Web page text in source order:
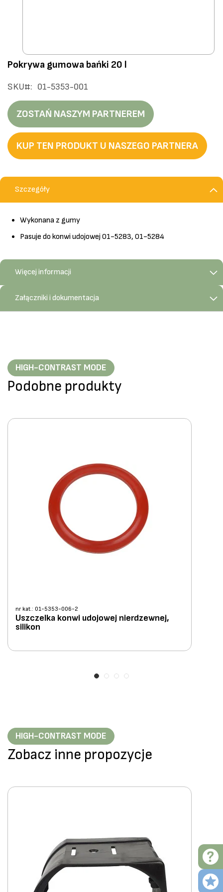
Przejdź
na
początek
galerii
Pokrywa gumowa bańki 20 l
SKU 01-5353-001
ZOSTAŃ NASZYM PARTNEREM
KUP TEN PRODUKT U NASZEGO PARTNERA
Szczegóły
Wykonana z gumy
Pasuje do konwi udojowej 01-5283, 01-5284
Więcej informacji
Załączniki i dokumentacja
HIGH-CONTRAST MODE
Podobne produkty
nr kat.: 01-5353-006-2
Uszczelka konwi udojowej nierdzewnej,
silikon
HIGH-CONTRAST MODE
Zobacz inne propozycje